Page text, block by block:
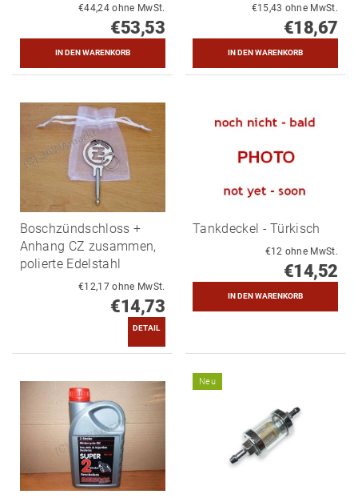
€44,24 ohne MwSt.
€53,53
€15,43 ohne MwSt.
€18,67
Boschzündschloss +
Anhang CZ zusammen,
polierte Edelstahl
€12,17 ohne MwSt.
€14,73
DETAIL
Tankdeckel - Türkisch
€12 ohne MwSt.
€14,52
Neu